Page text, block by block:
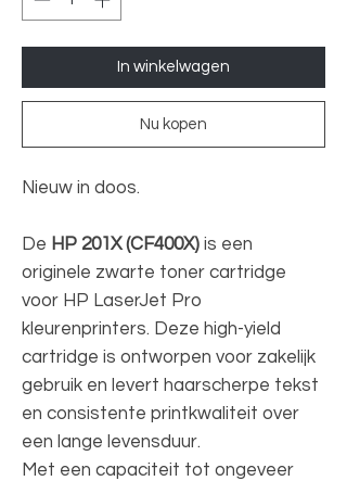
In winkelwagen
Nu kopen
Nieuw in doos.
De HP 201X (CF400X) is een
originele zwarte toner cartridge
voor HP LaserJet Pro
kleurenprinters. Deze high-yield
cartridge is ontworpen voor zakelijk
gebruik en levert haarscherpe tekst
en consistente printkwaliteit over
een lange levensduur.
Met een capaciteit tot ongeveer